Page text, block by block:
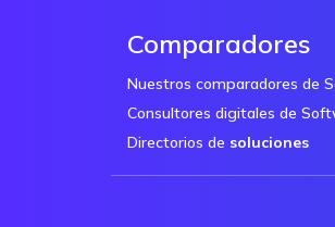
Comparadores
Nuestros comparadores de
Consultores digitales de
Directorios de soluciones